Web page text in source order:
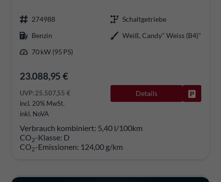
274988
Schaltgetriebe
Benzin
Weiß, Candy" Weiss (B4)"
70 kW (95 PS)
23.088,95 €
UVP:25.507,55 €
incl. 20% MwSt.
inkl. NoVA
Details
Verbrauch kombiniert: 5,40 l/100km
CO2-Klasse: D
CO2-Emissionen: 124,00 g/km